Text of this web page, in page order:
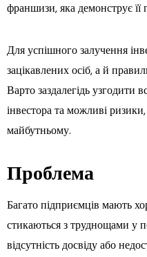
франшизи, яка демонструє її
Для успішного залучення
зацікавлених осіб, а й
Варто заздалегідь узгодити
інвестора та можливі
майбутньому.
Проблема
Багато підприємців мають
стикаються з труднощами у
відсутність досвіду або